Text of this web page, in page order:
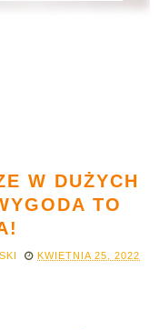
W DUŻYCH
TO
KWIETNIA 25, 2022